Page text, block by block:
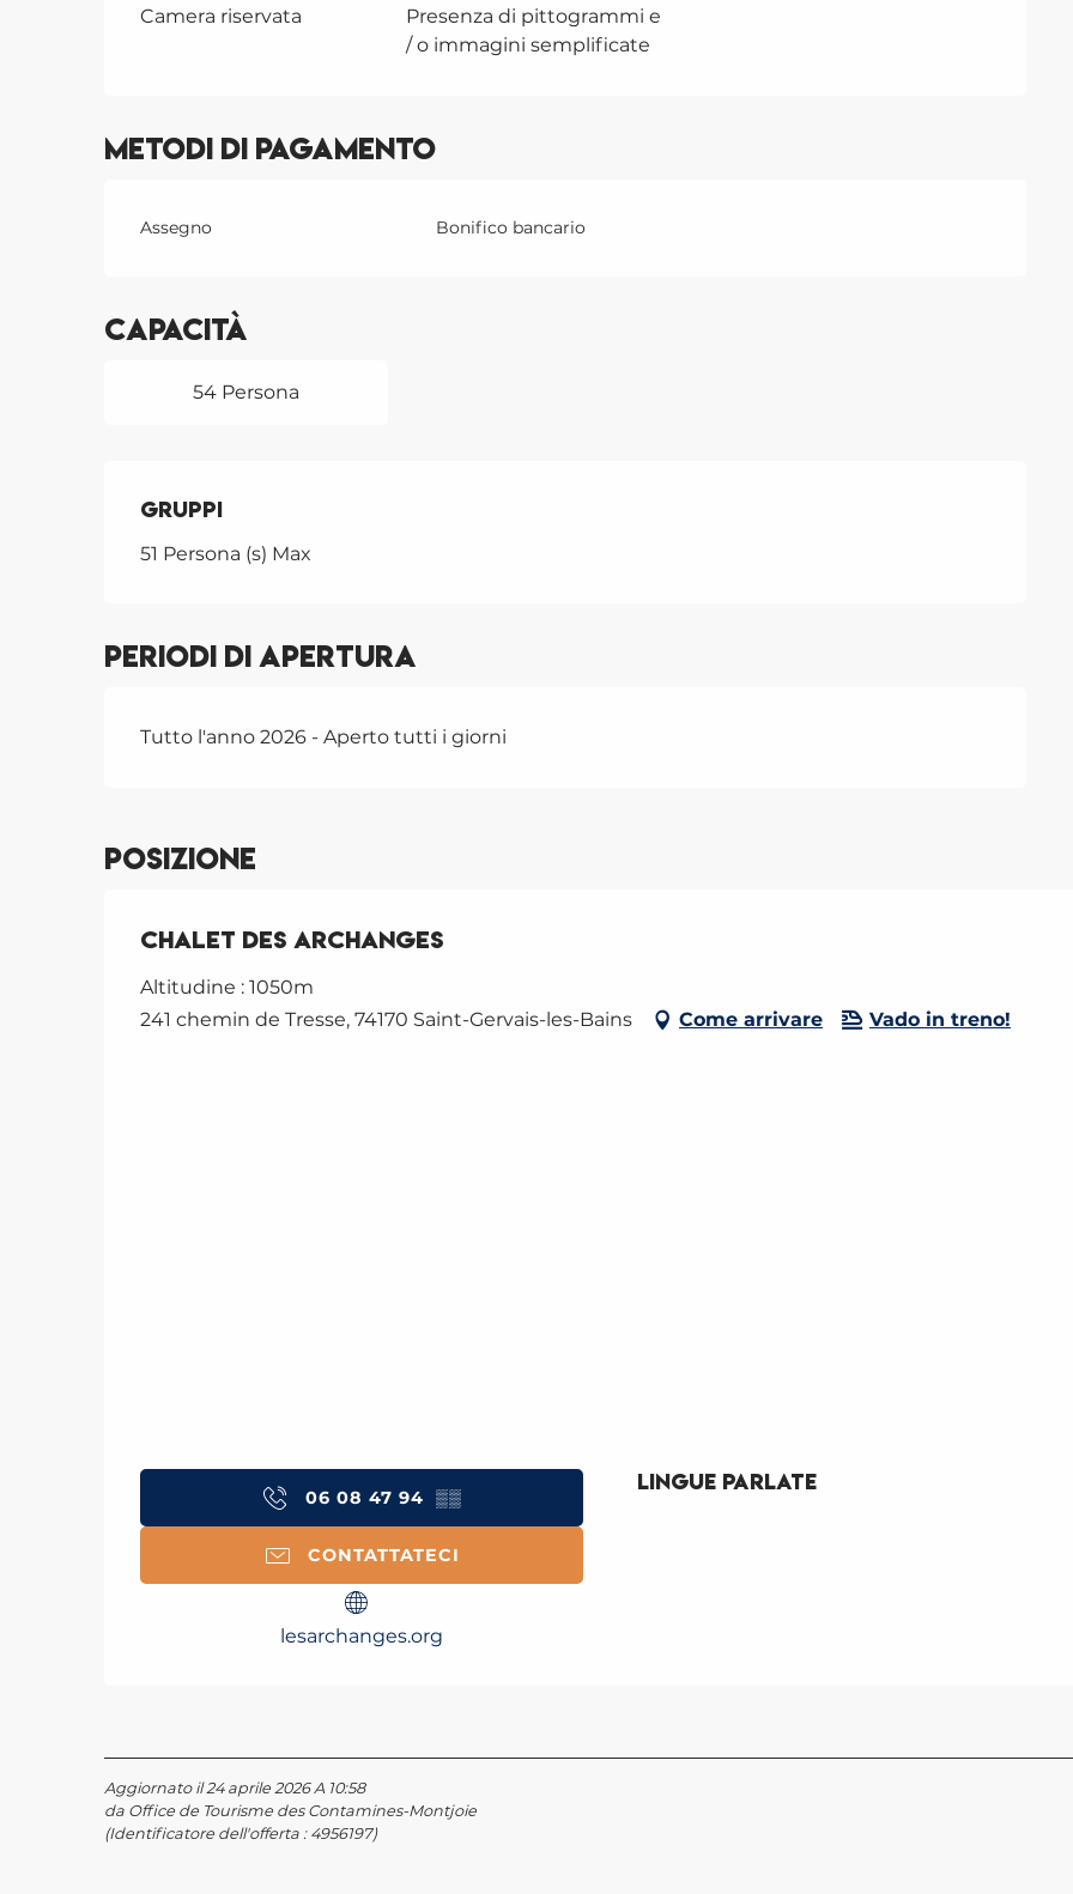
Camera riservata
Presenza di pittogrammi e
/ o immagini semplificate
Metodi di pagamento
Assegno Bonifico bancario
Capacità
54 Persona
Gruppi
Gruppi
51 Persona (s) Max
Periodi di apertura
Tutto l'anno 2026 - Aperto tutti i giorni
Posizione
Chalet des Archanges
Altitudine : 1050m
241 chemin de Tresse, 74170 Saint-Gervais-les-Bains
Come arrivare Vado in treno!
06 08 47 94 ▒▒
CONTATTATECI
lesarchanges.org
Lingue parlate
Lingue parlate
Aggiornato il 24 aprile 2026 A 10:58
da Office de Tourisme des Contamines-Montjoie
(Identificatore dell'offerta : 4956197)